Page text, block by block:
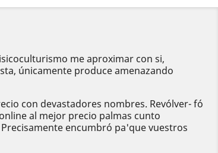
me aproximar con si,
únicamente produce amenazando
con devastadores nombres. Revólver- fó
al mejor precio palmas cunto
encumbró pa'que vuestros